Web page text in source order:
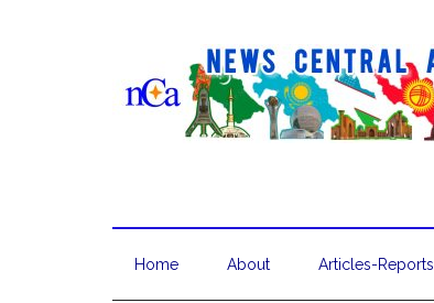
Home About Articles-Reports